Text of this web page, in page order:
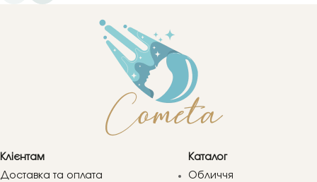
Клієнтам
Доставка та оплата
Каталог
Обличчя